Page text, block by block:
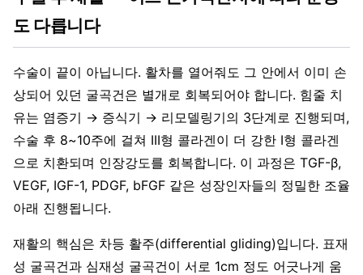
도 다릅니다
수술이 끝이 아닙니다. 활차를 열어줘도 그 안에서 이미 손
상되어 있던 굴곡건은 별개로 회복되어야 합니다. 힘줄 치
유는 염증기 → 증식기 → 리모델링기의 3단계로 진행되며,
수술 후 8~10주에 걸쳐 III형 콜라겐이 더 강한 I형 콜라겐
으로 치환되며 인장강도를 회복합니다. 이 과정은 TGF-β,
VEGF, IGF-1, PDGF, bFGF 같은 성장인자들의 정밀한 조율
아래 진행됩니다.
재활의 핵심은 차등 활주(differential gliding)입니다. 표재
성 굴곡건과 심재성 굴곡건이 서로 1cm 정도 어긋나게 움